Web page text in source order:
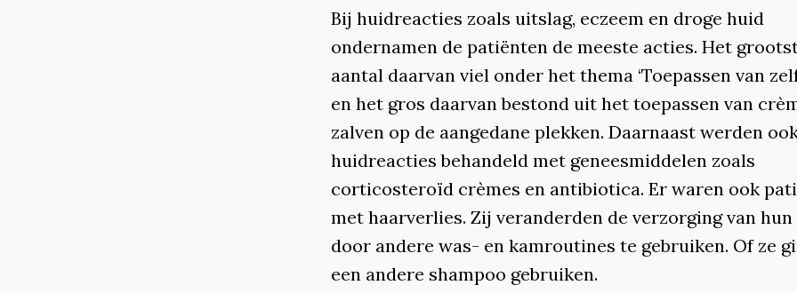
Bij huidreacties zoals uitslag, eczeem en droge huid
ondernamen de patiënten de meeste acties. Het
aantal daarvan viel onder het thema ‘Toepassen van
en het gros daarvan bestond uit het toepassen van
zalven op de aangedane plekken. Daarnaast werden
huidreacties behandeld met geneesmiddelen zoals
corticosteroïd crèmes en antibiotica. Er waren ook
met haarverlies. Zij veranderden de verzorging van hun
door andere was- en kamroutines te gebruiken. Of ze
een andere shampoo gebruiken.